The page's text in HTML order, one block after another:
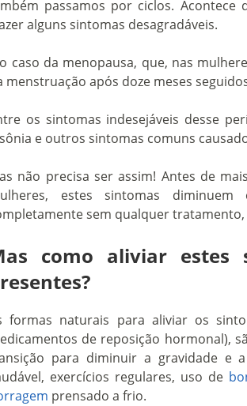
passamos por ciclos. Acontece
alguns sintomas desagradáveis.
caso da menopausa, que, nas
menstruação após doze meses
os sintomas indesejáveis desse
e outros sintomas comuns
não precisa ser assim! Antes de
estes sintomas
sem qualquer
como aliviar estes
formas naturais para aliviar os
de reposição hormonal),
para diminuir a gravidade e
exercícios regulares, uso de
prensado a frio.